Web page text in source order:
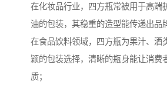
在化妆品行业，四方瓶常被用于高端
油的包装，其稳重的造型能传递出品
在食品饮料领域，四方瓶为果汁、酒
颖的包装选择，清晰的瓶身能让消费
质；